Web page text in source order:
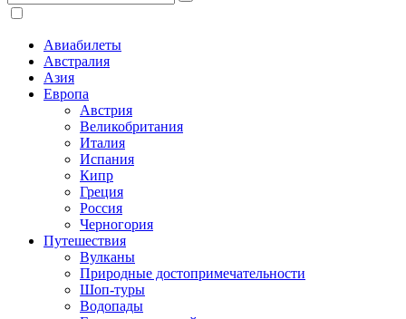
Авиабилеты
Австралия
Азия
Европа
Австрия
Великобритания
Италия
Испания
Кипр
Греция
Россия
Черногория
Путешествия
Вулканы
Природные достопримечательности
Шоп-туры
Водопады